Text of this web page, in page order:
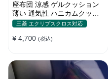
座布団 涼感 ゲルクッション
薄い 通気性 ハニカムクッシ
ョン 四季通用 おすすめ
三菱 エクリプスクロス対応
¥ 4,700 (税込)